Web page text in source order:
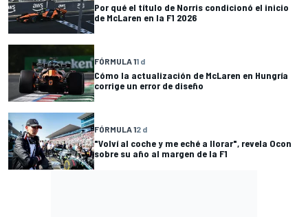
Por qué el título de Norris condicionó el inicio
de McLaren en la F1 2026
FÓRMULA 11 d
Cómo la actualización de McLaren en Hungría
corrige un error de diseño
FÓRMULA 12 d
"Volví al coche y me eché a llorar", revela Ocon
sobre su año al margen de la F1